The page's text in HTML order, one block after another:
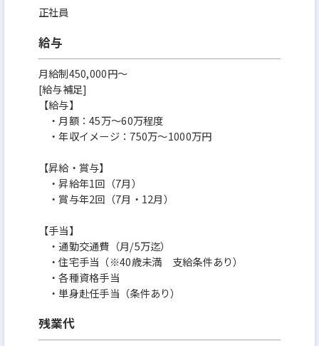
正社員
給与
月給制450,000円～
[給与補足]
【給与】
・月額：45万～60万程度
・年収イメージ：750万～1000万円
【昇給・賞与】
・昇給年1回（7月）
・賞与年2回（7月・12月）
【手当】
・通勤交通費（月/5万迄）
・住宅手当（※40歳未満 支給条件あり）
・各種資格手当
・単身赴任手当（条件あり）
残業代